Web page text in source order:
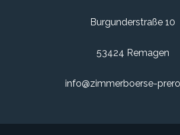
Burgunderstraße 10
53424 Remagen
info@zimmerboerse-